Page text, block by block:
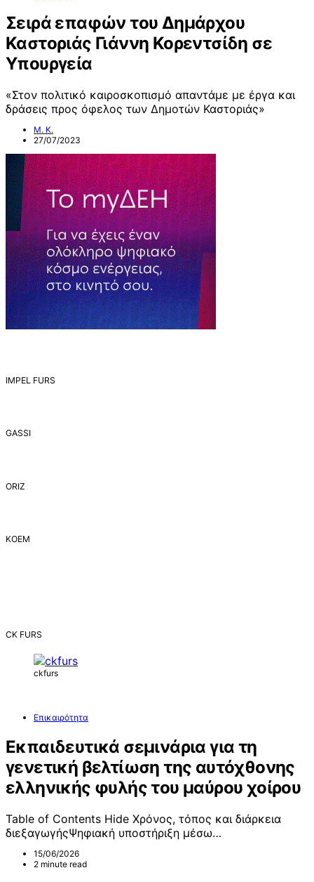
Σειρά επαφών του Δημάρχου
Καστοριάς Γιάννη Κορεντσίδη σε
Υπουργεία
«Στον πολιτικό καιροσκοπισμό απαντάμε με έργα και
δράσεις προς όφελος των Δημοτών Καστοριάς»
Μ. Κ.
27/07/2023
IMPEL FURS
GASSI
ORIZ
ΚΟΕΜ
CK FURS
ckfurs
Επικαιρότητα
Εκπαιδευτικά σεμινάρια για τη
γενετική βελτίωση της αυτόχθονης
ελληνικής φυλής του μαύρου χοίρου
Table of Contents Hide Χρόνος, τόπος και διάρκεια
διεξαγωγήςΨηφιακή υποστήριξη μέσω…
15/06/2026
2 minute read